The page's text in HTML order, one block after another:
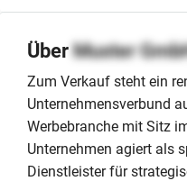
ÜberMuster
Zum Verkauf steht ein
Unternehmensverbund
Werbebranche mit Sitz
Unternehmen agiert als
Dienstleister für